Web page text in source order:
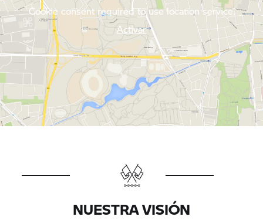
Cookie consent required to use location service.
Activar
NUESTRA VISIÓN